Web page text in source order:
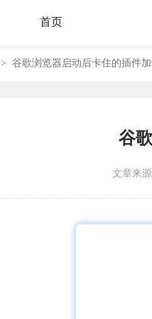
首页
> 谷歌浏览器启动后卡住的插件
谷
文章来源